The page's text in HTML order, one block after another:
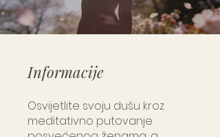
Informacije
Osvijetlite svoju dušu kroz
meditativno putovanje